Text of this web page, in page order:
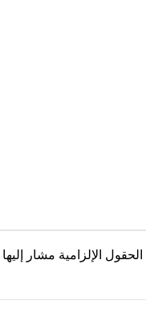
الحقول الإلزامية مشار إليها